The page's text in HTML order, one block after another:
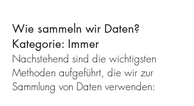
Wie sammeln wir Daten?
Kategorie: Immer
Nachstehend sind die wichtigsten
Methoden aufgeführt, die wir zur
Sammlung von Daten verwenden: